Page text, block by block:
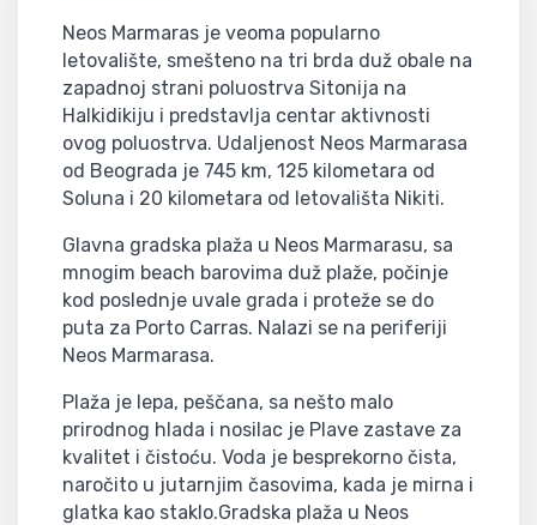
Neos Marmaras je veoma popularno
letovalište, smešteno na tri brda duž obale na
zapadnoj strani poluostrva Sitonija na
Halkidikiju i predstavlja centar aktivnosti
ovog poluostrva. Udaljenost Neos Marmarasa
od Beograda je 745 km, 125 kilometara od
Soluna i 20 kilometara od letovališta Nikiti.
Glavna gradska plaža u Neos Marmarasu, sa
mnogim beach barovima duž plaže, počinje
kod poslednje uvale grada i proteže se do
puta za Porto Carras. Nalazi se na periferiji
Neos Marmarasa.
Plaža je lepa, peščana, sa nešto malo
prirodnog hlada i nosilac je Plave zastave za
kvalitet i čistoću. Voda je besprekorno čista,
naročito u jutarnjim časovima, kada je mirna i
glatka kao staklo.Gradska plaža u Neos